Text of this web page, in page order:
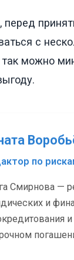
с
так можно
по
Смирнова —
и